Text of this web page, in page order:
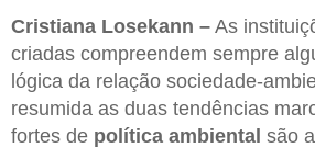
Cristiana Losekann – As
criadas compreendem sempre
lógica da relação sociedade-
resumida as duas tendências
fortes de política ambiental são